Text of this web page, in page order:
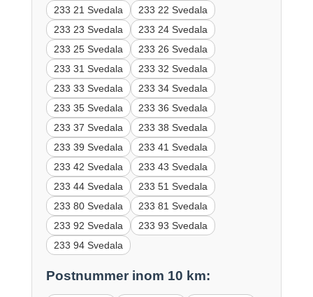
233 21 Svedala
233 22 Svedala
233 23 Svedala
233 24 Svedala
233 25 Svedala
233 26 Svedala
233 31 Svedala
233 32 Svedala
233 33 Svedala
233 34 Svedala
233 35 Svedala
233 36 Svedala
233 37 Svedala
233 38 Svedala
233 39 Svedala
233 41 Svedala
233 42 Svedala
233 43 Svedala
233 44 Svedala
233 51 Svedala
233 80 Svedala
233 81 Svedala
233 92 Svedala
233 93 Svedala
233 94 Svedala
Postnummer inom 10 km: